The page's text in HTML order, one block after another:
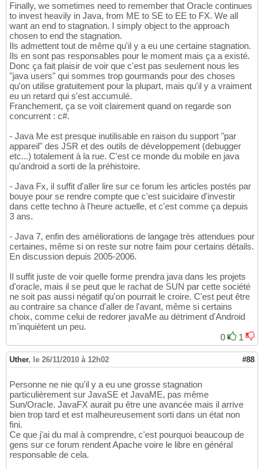
Finally, we sometimes need to remember that Oracle continues
to invest heavily in Java, from ME to SE to EE to FX. We all
want an end to stagnation. I simply object to the approach
chosen to end the stagnation.
Ils admettent tout de même qu'il y a eu une certaine stagnation.
Ils en sont pas responsables pour le moment mais ça a existé.
Donc ça fait plaisir de voir que c'est pas seulement nous les
"java users" qui sommes trop gourmands pour des choses
qu'on utilise gratuitement pour la plupart, mais qu'il y a vraiment
eu un retard qui s'est accumulé.
Franchement, ça se voit clairement quand on regarde son
concurrent : c#.
- Java Me est presque inutilisable en raison du support "par
appareil" des JSR et des outils de développement (debugger
etc...) totalement à la rue. C'est ce monde du mobile en java
qu'android a sorti de la préhistoire.
- Java Fx, il suffit d'aller lire sur ce forum les articles postés par
bouye pour se rendre compte que c'est suicidaire d'investir
dans cette techno à l'heure actuelle, et c'est comme ça depuis
3 ans.
- Java 7, enfin des améliorations de langage très attendues pour
certaines, même si on reste sur notre faim pour certains détails.
En discussion depuis 2005-2006.
Il suffit juste de voir quelle forme prendra java dans les projets
d'oracle, mais il se peut que le rachat de SUN par cette société
ne soit pas aussi négatif qu'on pourrait le croire. C'est peut être
au contraire sa chance d'aller de l'avant, même si certains
choix, comme celui de redorer javaMe au détriment d'Android
m'inquiètent un peu.
0
1
Uther, le 26/11/2010 à 12h02 #88
Personne ne nie qu'il y a eu une grosse stagnation
particulièrement sur JavaSE et JavaME, pas même
Sun/Oracle. JavaFX aurait pu être une avancée mais il arrive
bien trop tard et est malheureusement sorti dans un état non
fini.
Ce que j'ai du mal à comprendre, c'est pourquoi beaucoup de
gens sur ce forum rendent Apache voire le libre en général
responsable de cela.